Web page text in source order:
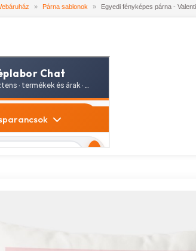
» Párna sablonok » Egyedi fényképes párna -